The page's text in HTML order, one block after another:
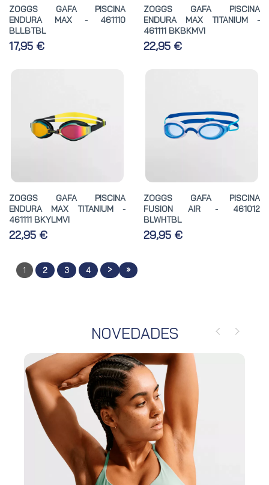
ZOGGS GAFA PISCINA
ENDURA MAX - 461110
BLLBTBL
17,95 €
ZOGGS GAFA PISCINA
ENDURA MAX TITANIUM -
461111 BKBKMVI
22,95 €
ZOGGS GAFA PISCINA
ENDURA MAX TITANIUM -
461111 BKYLMVI
22,95 €
ZOGGS GAFA PISCINA
FUSION AIR - 461012
BLWHTBL
29,95 €
1 2 3 4 > »
NOVEDADES